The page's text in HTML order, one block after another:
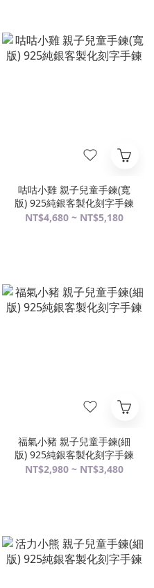
咕咕小雞 親子兒童手鍊(寬
版) 925純銀客製化刻字手鍊
NT$4,680 ~ NT$5,180
福氣小豬 親子兒童手鍊(細
版) 925純銀客製化刻字手鍊
NT$2,980 ~ NT$3,480